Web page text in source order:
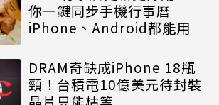
你一鍵同步手機行事曆
iPhone、Android都能用
DRAM奇缺成iPhone 18瓶
頸！台積電10億美元待封裝